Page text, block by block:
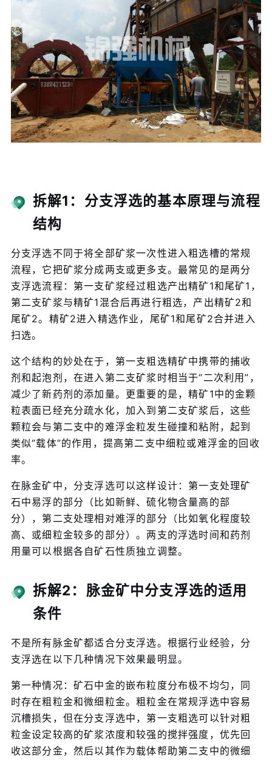
拆解1：分支浮选的基本原理与流程
结构
分支浮选不同于将全部矿浆一次性进入粗选槽的常规
流程，它把矿浆分成两支或更多支。最常见的是两分
支浮选流程：第一支矿浆经过粗选产出精矿1和尾矿1，
第二支矿浆与精矿1混合后再进行粗选，产出精矿2和
尾矿2。精矿2进入精选作业，尾矿1和尾矿2合并进入
扫选。
这个结构的妙处在于，第一支粗选精矿中携带的捕收
剂和起泡剂，在进入第二支矿浆时相当于“二次利用”，
减少了新药剂的添加量。更重要的是，精矿1中的金颗
粒表面已经充分疏水化，加入到第二支矿浆后，这些
颗粒会与第二支中的难浮金粒发生碰撞和粘附，起到
类似“载体”的作用，提高第二支中细粒或难浮金的回收
率。
在脉金矿中，分支浮选可以这样设计：第一支处理矿
石中易浮的部分（比如新鲜、硫化物含量高的部
分），第二支处理相对难浮的部分（比如氧化程度较
高、或细粒金较多的部分）。两支的浮选时间和药剂
用量可以根据各自矿石性质独立调整。
拆解2：脉金矿中分支浮选的适用
条件
不是所有脉金矿都适合分支浮选。根据行业经验，分
支浮选在以下几种情况下效果最明显。
第一种情况：矿石中金的嵌布粒度分布极不均匀，同
时存在粗粒金和微细粒金。粗粒金在常规浮选中容易
沉槽损失，但在分支浮选中，第一支粗选可以针对粗
粒金设定较高的矿浆浓度和较强的搅拌强度，优先回
收这部分金，然后以其作为载体帮助第二支中的微细